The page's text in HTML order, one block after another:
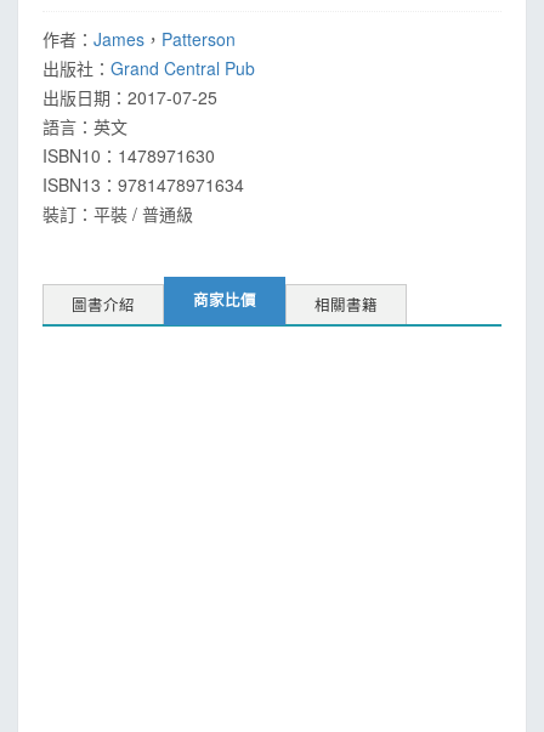
作者： James ， Patterson
出版社： Grand Central Pub
出版日期： 2017-07-25
語言： 英文
ISBN10：1478971630
ISBN13： 9781478971634
裝訂：平裝 / 普通級
圖書介紹 商家比價 相關書籍